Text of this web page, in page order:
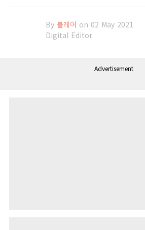
By 블레어 on 02 May 2021
Digital Editor
Advertisement